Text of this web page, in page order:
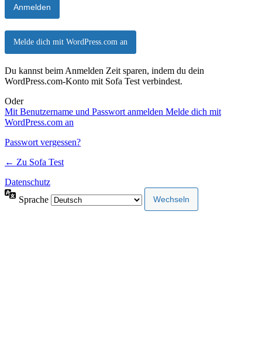
Melde dich mit WordPress.com an
Du kannst beim Anmelden Zeit sparen, indem du dein
WordPress.com-Konto mit Sofa Test verbindest.
Oder
Mit Benutzername und Passwort anmelden Melde dich mit
WordPress.com an
Passwort vergessen?
← Zu Sofa Test
Datenschutz
Sprache